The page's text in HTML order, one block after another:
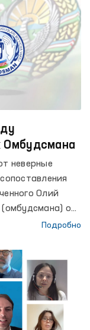
Омбудсмана
неверные
Олий
о
Подробно